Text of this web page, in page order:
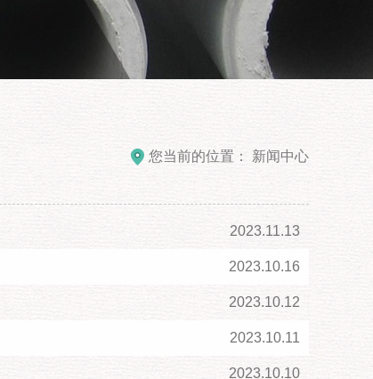
您当前的位置： 新闻中心
2023.11.13
2023.10.16
2023.10.12
2023.10.11
2023.10.10